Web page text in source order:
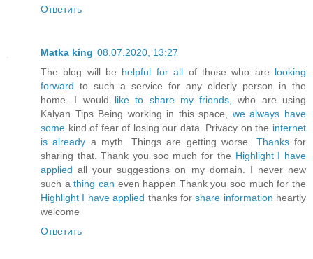
Ответить
Matka king 08.07.2020, 13:27
The blog will be helpful for all of those who are looking
forward to such a service for any elderly person in the
home. I would like to share my friends,who are using
Kalyan Tips Being working in this space,
we always have
some kind of fear of losing our data. Privacy on the internet
is already a myth. Things are getting worse. Thanksfor
sharing that. Thank you soo much for the Highlight I have
applied all your suggestions on my domain. I never new
such athing can even happen Thank you soo much for the
Highlight I have applied thanks forshare information heartly
welcome
Ответить